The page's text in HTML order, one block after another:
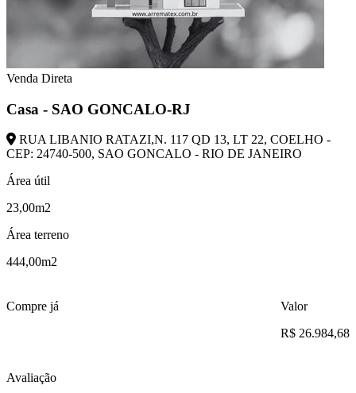
Venda Direta
Casa - SAO GONCALO-RJ
RUA LIBANIO RATAZI,N. 117 QD 13, LT 22, COELHO -
CEP: 24740-500, SAO GONCALO - RIO DE JANEIRO
Área útil
23,00m2
Área terreno
444,00m2
Compre já
Valor
R$ 26.984,68
Avaliação